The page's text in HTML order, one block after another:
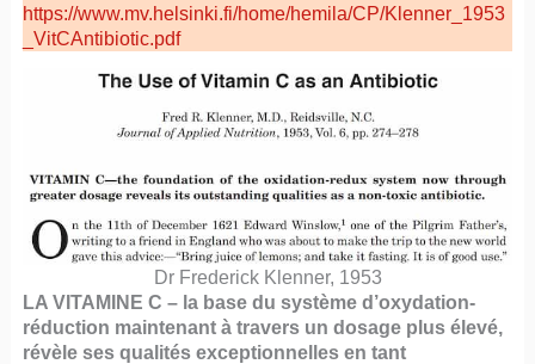
https://www.mv.helsinki.fi/home/hemila/CP/Klenner_1953
_VitCAntibiotic.pdf
Dr Frederick Klenner, 1953
LA VITAMINE C – la base du système d’oxydation-
réduction maintenant à travers un dosage plus élevé,
révèle ses qualités exceptionnelles en tant